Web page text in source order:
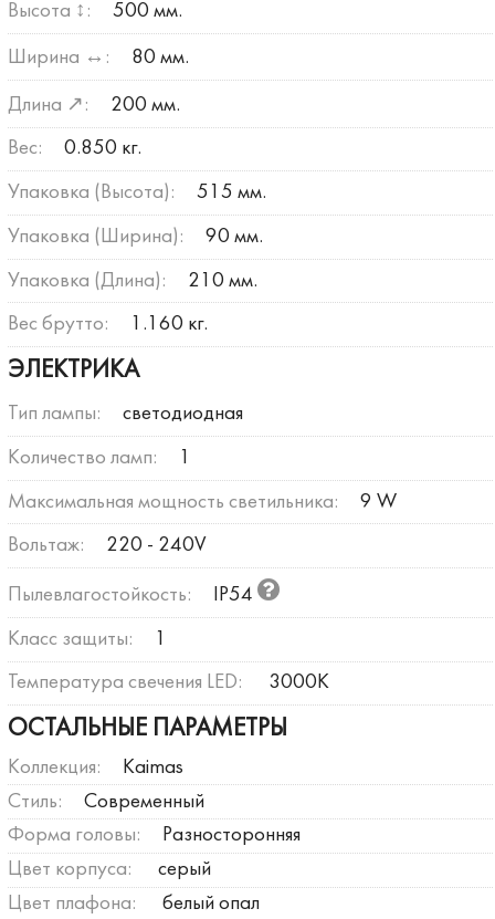
Высота ↕: 500 мм.
Ширина ↔: 80 мм.
Длина ↗: 200 мм.
Вес: 0.850 кг.
Упаковка (Высота): 515 мм.
Упаковка (Ширина): 90 мм.
Упаковка (Длина): 210 мм.
Вес брутто: 1.160 кг.
ЭЛЕКТРИКА
Тип лампы: светодиодная
Количество ламп: 1
Максимальная мощность светильника: 9 W
Вольтаж: 220 - 240V
Пылевлагостойкость: IP54
Класс защиты: 1
Температура свечения LED: 3000К
ОСТАЛЬНЫЕ ПАРАМЕТРЫ
Коллекция:
Kaimas
Стиль:
Современный
Форма головы:
Разносторонняя
Цвет корпуса:
серый
Цвет плафона:
белый опал